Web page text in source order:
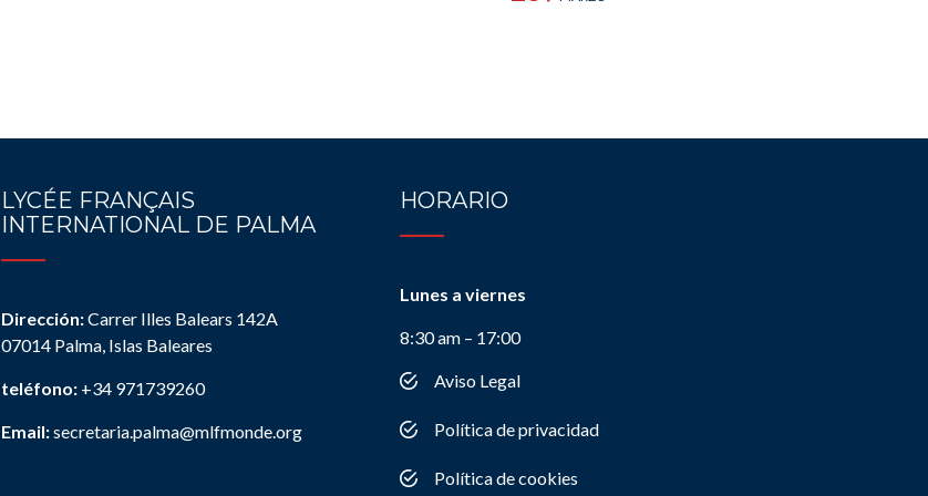
LYCÉE FRANÇAIS
INTERNATIONAL DE PALMA
Dirección:Carrer Illes Balears 142A
07014 Palma, Islas Baleares
teléfono: +34 971739260
Email:secretaria.palma@mlfmonde.org
HORARIO
Lunes a viernes
8:30 am – 17:00
Aviso Legal
Política de privacidad
Política de cookies